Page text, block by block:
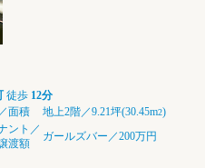
徒歩 12分
面積 地上2階／9.21坪(30.45m2)
ント／
渡額
ガールズバー／200万円